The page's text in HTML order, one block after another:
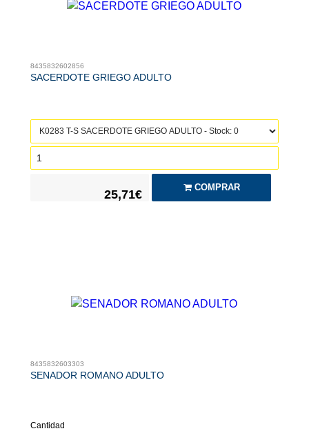
8435832602856
SACERDOTE GRIEGO ADULTO
25,71€
COMPRAR
8435832603303
SENADOR ROMANO ADULTO
Cantidad